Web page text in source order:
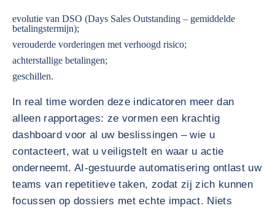
evolutie van DSO (Days Sales Outstanding – gemiddelde
betalingstermijn);
verouderde vorderingen met verhoogd risico;
achterstallige betalingen;
geschillen.
In real time worden deze indicatoren meer dan
alleen rapportages: ze vormen een krachtig
dashboard voor al uw beslissingen – wie u
contacteert, wat u veiligstelt en waar u actie
onderneemt. AI-gestuurde automatisering ontlast uw
teams van repetitieve taken, zodat zij zich kunnen
focussen op dossiers met echte impact. Niets